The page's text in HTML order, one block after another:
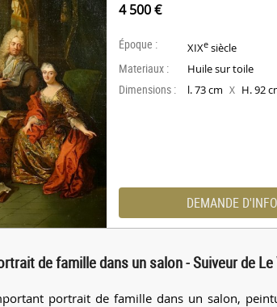
4 500 €
Époque : XIXe siècle
Materiaux : Huile sur toile
Dimensions : l. 73 cm X H. 92
DEMANDE
de famille dans un salon - Suiveur de
portrait de famille dans un salon,